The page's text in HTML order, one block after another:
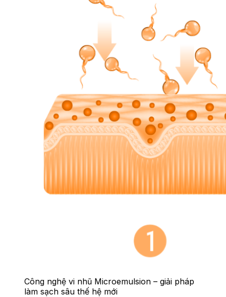
Công nghệ vi nhũ Microemulsion – giải pháp
làm sạch sâu thế hệ mới